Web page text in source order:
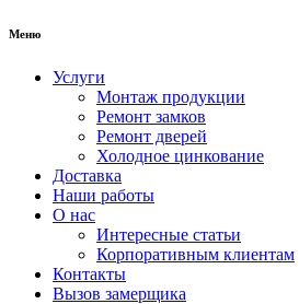
Меню
Услуги
Монтаж продукции
Ремонт замков
Ремонт дверей
Холодное цинкование
Доставка
Наши работы
О нас
Интересные статьи
Корпоративным клиентам
Контакты
Вызов замерщика